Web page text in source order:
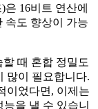
은 16비트 연산에
속도 향상이 가능
때 혼합 정밀도
많이 필요합니다.
이었다면, 이제는
을 낼 수 있습니